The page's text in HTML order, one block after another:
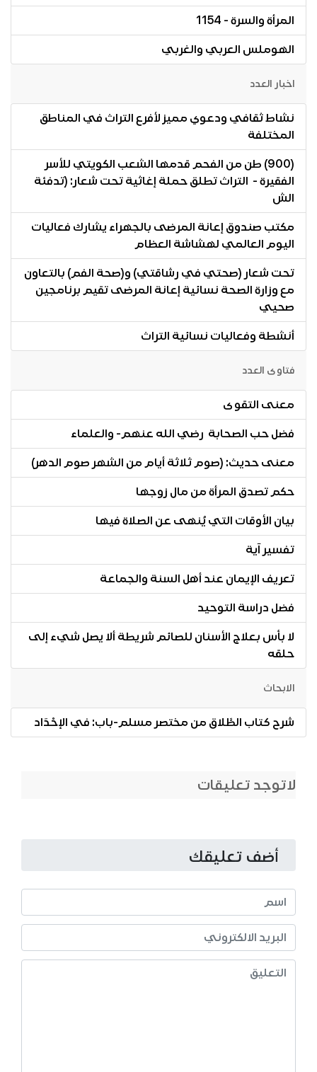
المرأة والسرة - 1154
الهوملس العربي والغربي
اخبار العدد
نشاط ثقافي ودعوي مميز لأفرع التراث في المناطق
المختلفة
(900) طن من الفحم قدمها الشعب الكويتي للأسر
الفقيرة - التراث تطلق حملة إغاثية تحت شعار: (تدفئة
الش
مكتب صندوق إعانة المرضى بالجهراء يشارك فعاليات
اليوم العالمي لهشاشة العظام
تحت شعار (صحتي في رشاقتي) و(صحة الفم) بالتعاون
مع وزارة الصحة نسائية إعانة المرضى تقيم برنامجين
صحيي
أنشطة وفعاليات نسائية التراث
فتاوى العدد
معنى التقوى
فضل حب الصحابة رضي الله عنهم- والعلماء
معنى حديث: (صوم ثلاثة أيام من الشهر صوم الدهر)
حكم تصدق المرأة من مال زوجها
بيان الأوقات التي يُنهى عن الصلاة فيها
تفسير آية
تعريف الإيمان عند أهل السنة والجماعة
فضل دراسة التوحيد
لا بأس بعلاج الأسنان للصائم شريطة ألا يصل شيء إلى
حلقه
الابحاث
شرح كتاب الطَّلاق من مختصر مسلم-باب: في الإحْدَاد
لاتوجد تعليقات
أضف تعليقك